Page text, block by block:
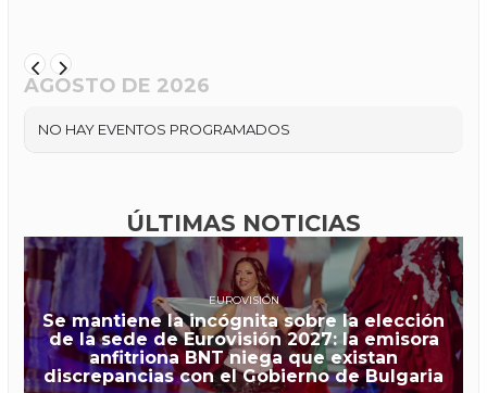
AGOSTO DE 2026
NO HAY EVENTOS PROGRAMADOS
ÚLTIMAS NOTICIAS
EUROVISIÓN
Se mantiene la incógnita sobre la elección
de la sede de Eurovisión 2027: la emisora
anfitriona BNT niega que existan
discrepancias con el Gobierno de Bulgaria